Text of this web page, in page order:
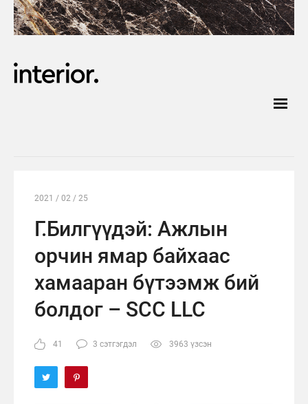
2021 / 02 / 25
Г.Билгүүдэй: Ажлын
орчин ямар байхаас
хамааран бүтээмж бий
болдог – SCC LLC
41 3 сэтгэгдэл 3963 үзсэн